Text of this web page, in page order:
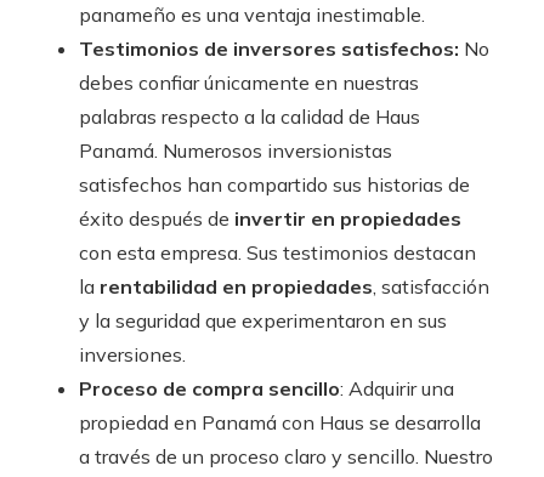
panameño es una ventaja inestimable.
Testimonios de inversores satisfechos: No
debes confiar únicamente en nuestras
palabras respecto a la calidad de Haus
Panamá. Numerosos inversionistas
satisfechos han compartido sus historias de
éxito después de invertir en propiedades
con esta empresa. Sus testimonios destacan
la rentabilidad en propiedades, satisfacción
y la seguridad que experimentaron en sus
inversiones.
Proceso de compra sencillo: Adquirir una
propiedad en Panamá con Haus se desarrolla
a través de un proceso claro y sencillo. Nuestro